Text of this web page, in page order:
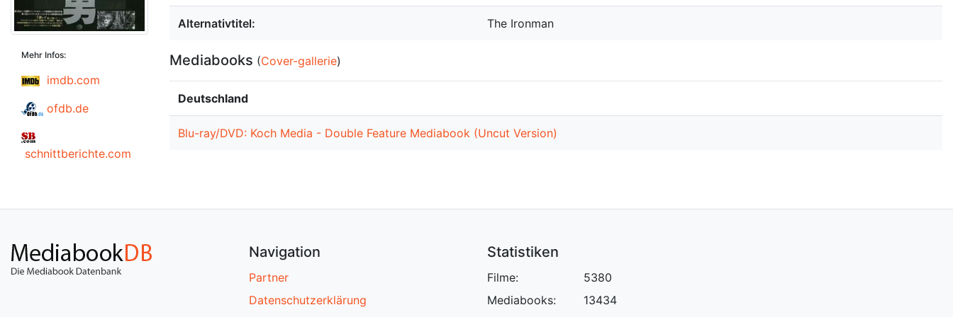
Mehr Infos:
imdb.com
ofdb.de
schnittberichte.com
Alternativtitel: The Ironman
Mediabooks (Cover-gallerie)
Deutschland
Blu-ray/DVD: Koch Media - Double Feature Mediabook (Uncut Version)
Navigation
Partner
Datenschutzerklärung
Statistiken
Filme:
Mediabooks:
5380
13434